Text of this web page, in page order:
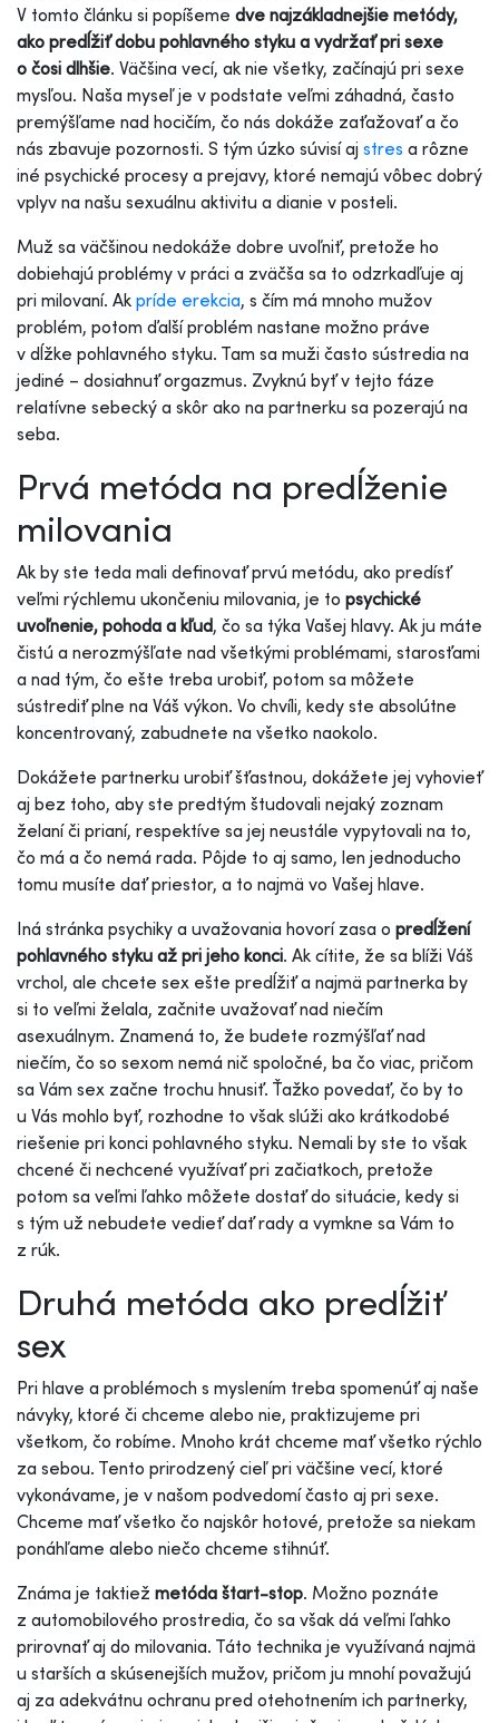
V tomto článku si popíšeme dve najzákladnejšie metódy,
ako predĺžiť dobu pohlavného styku a vydržať pri sexe
o čosi dlhšie. Väčšina vecí, ak nie všetky, začínajú pri sexe
mysľou. Naša myseľ je v podstate veľmi záhadná, často
premýšľame nad hocičím, čo nás dokáže zaťažovať a čo
nás zbavuje pozornosti. S tým úzko súvisí aj stres a rôzne
iné psychické procesy a prejavy, ktoré nemajú vôbec dobrý
vplyv na našu sexuálnu aktivitu a dianie v posteli.
Muž sa väčšinou nedokáže dobre uvoľniť, pretože ho
dobiehajú problémy v práci a zväčša sa to odzrkadľuje aj
pri milovaní. Ak príde erekcia, s čím má mnoho mužov
problém, potom ďalší problém nastane možno práve
v dĺžke pohlavného styku. Tam sa muži často sústredia na
jediné – dosiahnuť orgazmus. Zvyknú byť v tejto fáze
relatívne sebecký a skôr ako na partnerku sa pozerajú na
seba.
Prvá metóda na predĺženie
milovania
Ak by ste teda mali definovať prvú metódu, ako predísť
veľmi rýchlemu ukončeniu milovania, je to psychické
uvoľnenie, pohoda a kľud, čo sa týka Vašej hlavy. Ak ju máte
čistú a nerozmýšľate nad všetkými problémami, starosťami
a nad tým, čo ešte treba urobiť, potom sa môžete
sústrediť plne na Váš výkon. Vo chvíli, kedy ste absolútne
koncentrovaný, zabudnete na všetko naokolo.
Dokážete partnerku urobiť šťastnou, dokážete jej vyhovieť
aj bez toho, aby ste predtým študovali nejaký zoznam
želaní či prianí, respektíve sa jej neustále vypytovali na to,
čo má a čo nemá rada. Pôjde to aj samo, len jednoducho
tomu musíte dať priestor, a to najmä vo Vašej hlave.
Iná stránka psychiky a uvažovania hovorí zasa o predĺžení
pohlavného styku až pri jeho konci. Ak cítite, že sa blíži Váš
vrchol, ale chcete sex ešte predĺžiť a najmä partnerka by
si to veľmi želala, začnite uvažovať nad niečím
asexuálnym. Znamená to, že budete rozmýšľať nad
niečím, čo so sexom nemá nič spoločné, ba čo viac, pričom
sa Vám sex začne trochu hnusiť. Ťažko povedať, čo by to
u Vás mohlo byť, rozhodne to však slúži ako krátkodobé
riešenie pri konci pohlavného styku. Nemali by ste to však
chcené či nechcené využívať pri začiatkoch, pretože
potom sa veľmi ľahko môžete dostať do situácie, kedy si
s tým už nebudete vedieť dať rady a vymkne sa Vám to
z rúk.
Druhá metóda ako predĺžiť
sex
Pri hlave a problémoch s myslením treba spomenúť aj naše
návyky, ktoré či chceme alebo nie, praktizujeme pri
všetkom, čo robíme. Mnoho krát chceme mať všetko rýchlo
za sebou. Tento prirodzený cieľ pri väčšine vecí, ktoré
vykonávame, je v našom podvedomí často aj pri sexe.
Chceme mať všetko čo najskôr hotové, pretože sa niekam
ponáhľame alebo niečo chceme stihnúť.
Známa je taktiež metóda štart-stop. Možno poznáte
z automobilového prostredia, čo sa však dá veľmi ľahko
prirovnať aj do milovania. Táto technika je využívaná najmä
u starších a skúsenejších mužov, pričom ju mnohí považujú
aj za adekvátnu ochranu pred otehotnením ich partnerky,